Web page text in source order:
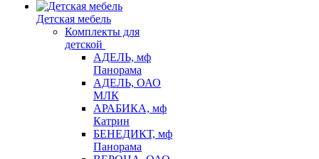
Детская мебель
Комплекты для
детской
АДЕЛЬ, мф
Панорама
АДЕЛЬ, ОАО
МЛК
АРАБИКА, мф
Катрин
БЕНЕДИКТ, мф
Панорама